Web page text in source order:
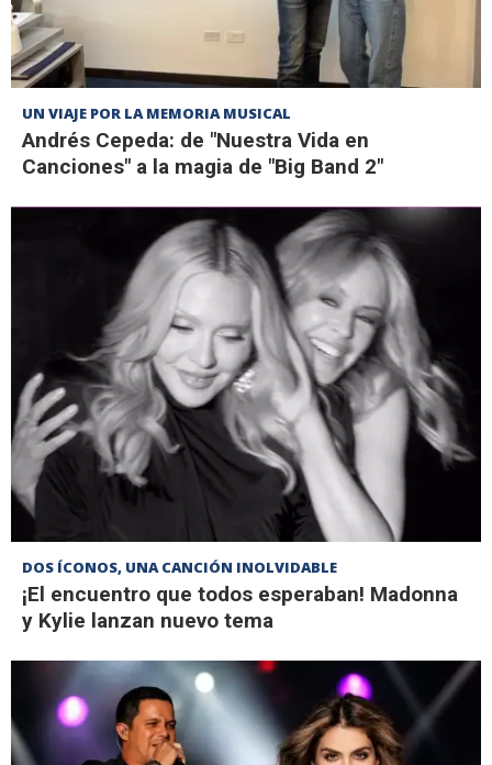
UN VIAJE POR LA MEMORIA MUSICAL
Andrés Cepeda: de "Nuestra Vida en
Canciones" a la magia de "Big Band 2"
DOS ÍCONOS, UNA CANCIÓN INOLVIDABLE
¡El encuentro que todos esperaban! Madonna
y Kylie lanzan nuevo tema